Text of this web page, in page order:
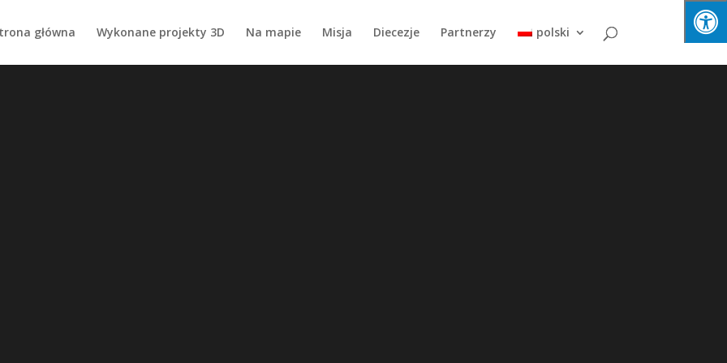
główna Wykonane projekty 3D Na mapie Misja Diecezje Partnerzy polski